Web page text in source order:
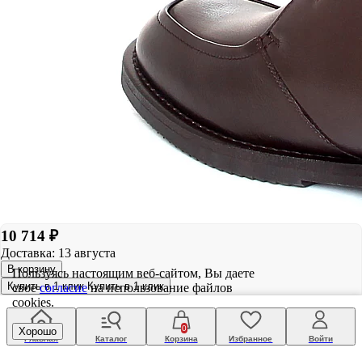
10 714 ₽
Доставка: 13 августа
В корзину
Купить в 1 клик Купить в 1 клик
Главная Каталог
0
Корзина
Избранное Войти
Пользуясь настоящим веб-сайтом, Вы даете
своесогласиена использование файлов
cookies.
Хорошо